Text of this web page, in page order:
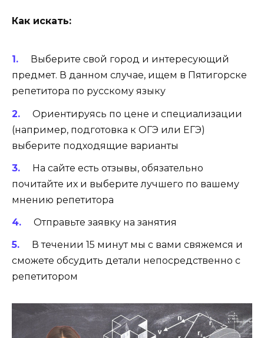
Как искать:
Выберите свой город и интересующий
предмет. В данном случае, ищем в Пятигорске
репетитора по русскому языку
Ориентируясь по цене и специализации
(например, подготовка к ОГЭ или ЕГЭ)
выберите подходящие варианты
На сайте есть отзывы, обязательно
почитайте их и выберите лучшего по вашему
мнению репетитора
Отправьте заявку на занятия
В течении 15 минут мы с вами свяжемся и
сможете обсудить детали непосредственно с
репетитором